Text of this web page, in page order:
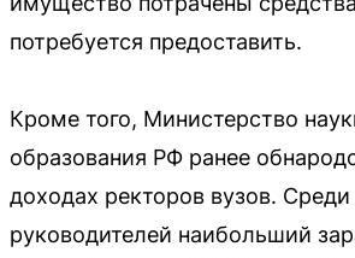
потребуется предоставить.
Кроме того, Министерство
образования РФ ранее
доходах ректоров вузов.
руководителей наибольший